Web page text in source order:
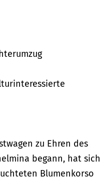
zu Ehren des
begann, hat sich
Blumenkorso